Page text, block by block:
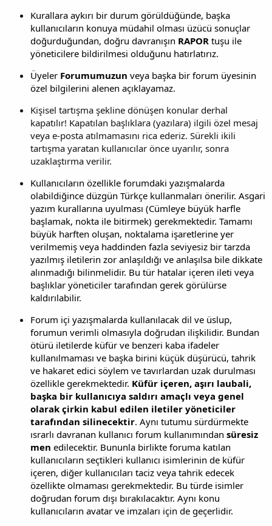
Kurallara aykırı bir durum görüldüğünde, başka
kullanıcıların konuya müdahil olması üzücü sonuçlar
doğurduğundan, doğru davranışın RAPOR tuşu ile
yöneticilere bildirilmesi olduğunu hatırlatırız.
Üyeler Forumumuzun veya başka bir forum üyesinin
özel bilgilerini alenen açıklayamaz.
Kişisel tartışma şekline dönüşen konular derhal
kapatılır! Kapatılan başlıklara (yazılara) ilgili özel mesaj
veya e-posta atılmamasını rica ederiz. Sürekli ikili
tartışma yaratan kullanıcılar önce uyarılır, sonra
uzaklaştırma verilir.
Kullanıcıların özellikle forumdaki yazışmalarda
olabildiğince düzgün Türkçe kullanmaları önerilir. Asgari
yazım kurallarına uyulması (Cümleye büyük harfle
başlamak, nokta ile bitirmek) gerekmektedir. Tamamı
büyük harften oluşan, noktalama işaretlerine yer
verilmemiş veya haddinden fazla seviyesiz bir tarzda
yazılmış iletilerin zor anlaşıldığı ve anlaşılsa bile dikkate
alınmadığı bilinmelidir. Bu tür hatalar içeren ileti veya
başlıklar yöneticiler tarafından gerek görülürse
kaldırılabilir.
Forum içi yazışmalarda kullanılacak dil ve üslup,
forumun verimli olmasıyla doğrudan ilişkilidir. Bundan
ötürü iletilerde küfür ve benzeri kaba ifadeler
kullanılmaması ve başka birini küçük düşürücü, tahrik
ve hakaret edici söylem ve tavırlardan uzak durulması
özellikle gerekmektedir. Küfür içeren, aşırı laubali,
başka bir kullanıcıya saldırı amaçlı veya genel
olarak çirkin kabul edilen iletiler yöneticiler
tarafından silinecektir. Aynı tutumu sürdürmekte
ısrarlı davranan kullanıcı forum kullanımından süresiz
men edilecektir. Bununla birlikte foruma katılan
kullanıcıların seçtikleri kullanıcı isimlerinin de küfür
içeren, diğer kullanıcıları taciz veya tahrik edecek
özellikte olmaması gerekmektedir. Bu türde isimler
doğrudan forum dışı bırakılacaktır. Aynı konu
kullanıcıların avatar ve imzaları için de geçerlidir.